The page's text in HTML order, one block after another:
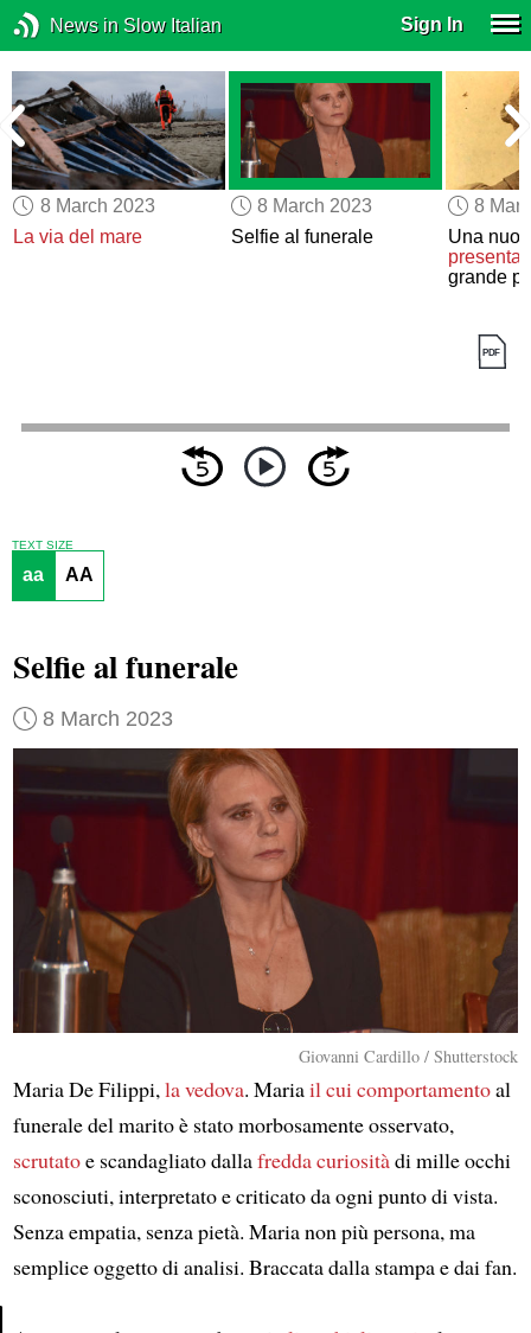
News in Slow Italian Sign In
8 March 2023
La via del mare
8 March 2023
Selfie al funerale
8
Una
presenta
grande
TEXT SIZE
aa AA
Selfie al funerale
8 March 2023
Giovanni Cardillo / Shutterstock
Maria De Filippi,la vedova. Mariail cui comportamentoal
funerale del marito è stato morbosamente osservato,
scrutatoe scandagliato dallafredda curiositàdi mille occhi
sconosciuti, interpretato e criticato da ogni punto di vista.
Senza empatia, senza pietà. Maria non più persona, ma
semplice oggetto di analisi. Braccata dalla stampa e dai fan.